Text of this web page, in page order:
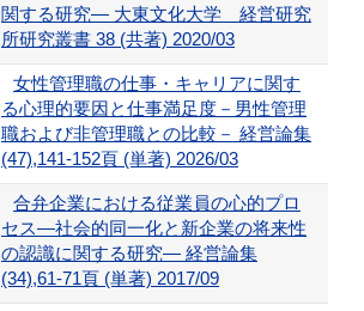
関する研究― 大東文化大学 経営研究
所研究叢書 38 (共著) 2020/03
女性管理職の仕事・キャリアに関す
る心理的要因と仕事満足度－男性管理
職および非管理職との比較－ 経営論集
(47),141-152頁 (単著) 2026/03
合弁企業における従業員の心的プロ
セス―社会的同一化と新企業の将来性
の認識に関する研究― 経営論集
(34),61-71頁 (単著) 2017/09